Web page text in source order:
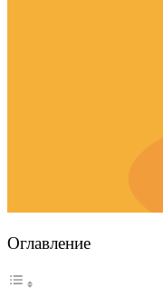
Оглавление